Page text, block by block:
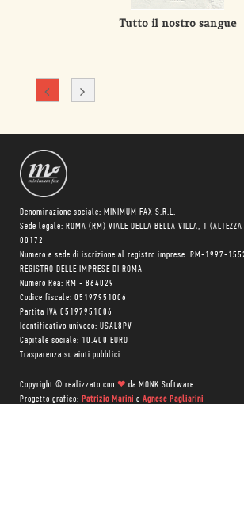
Tutto il nostro sangue
Denominazione sociale: MINIMUM FAX S.R.L.
Sede legale: ROMA (RM) VIALE DELLA BELLA VILLA, 1
00172
Numero e sede di iscrizione al registro imprese: RM-1997-
REGISTRO DELLE IMPRESE DI ROMA
Numero Rea: RM - 864029
Codice fiscale: 05197951006
Partita IVA 05197951006
Identificativo univoco: USAL8PV
Capitale sociale: 10.400 EURO
Trasparenza su aiuti pubblici
Copyright © realizzato con ❤ da MONK Software
Progetto grafico: Patrizio Marini e Agnese Pagliarini